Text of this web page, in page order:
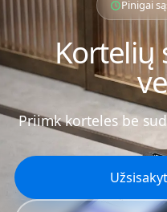
Pinigai
Kortelių
Priimk korteles be